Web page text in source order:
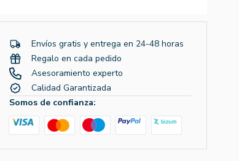
Envíos gratis y entrega en 24-48 horas
Regalo en cada pedido
Asesoramiento experto
Calidad Garantizada
Somos de confianza: